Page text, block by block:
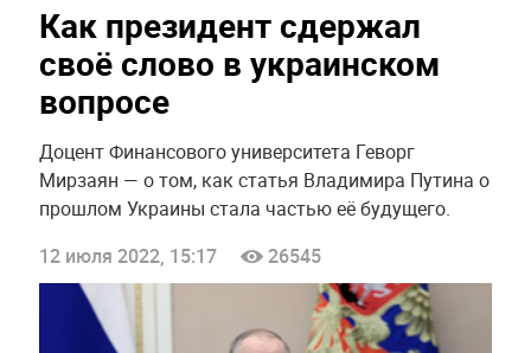
Как президент сдержал
своё слово в украинском
вопросе
Доцент Финансового университета Геворг
Мирзаян — о том, как статья Владимира Путина о
прошлом Украины стала частью её будущего.
12 июля 2022, 15:17
26545